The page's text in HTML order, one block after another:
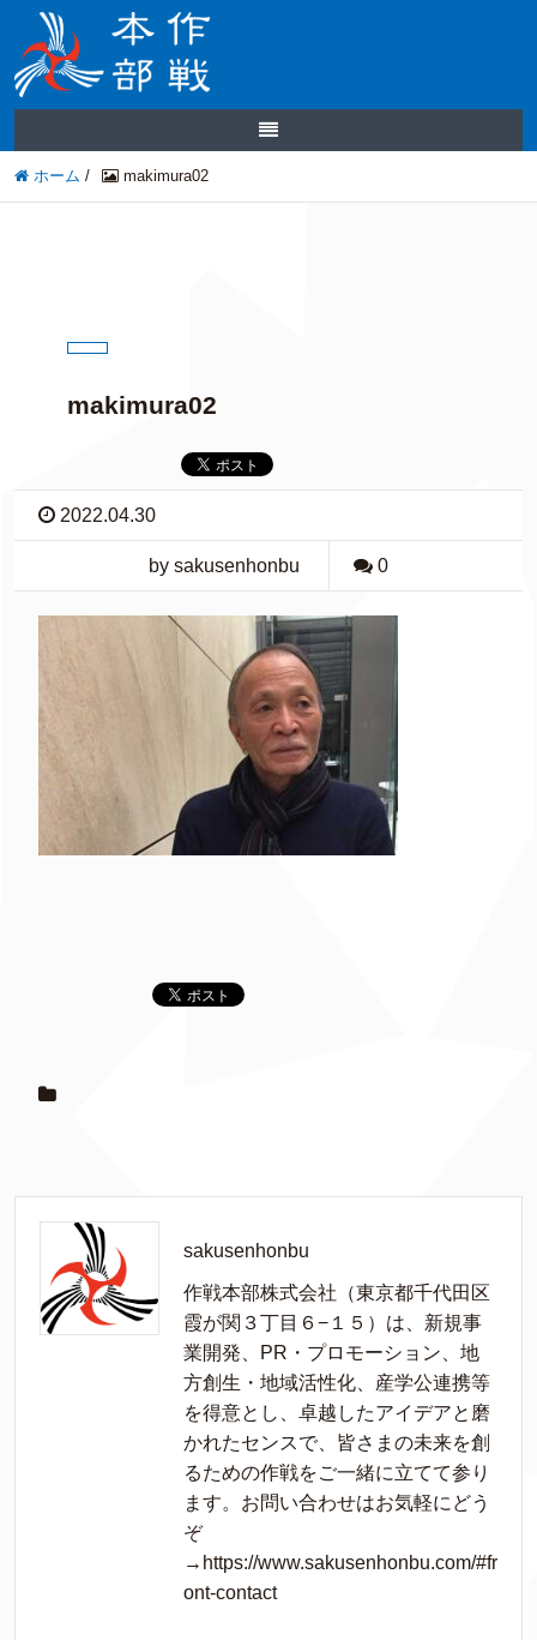
ホーム / makimura02
makimura02
2022.04.30
by sakusenhonbu 0
sakusenhonbu
作戦本部株式会社（東京都千代田区
霞が関３丁目６−１５）は、新規事
業開発、PR・プロモーション、地
方創生・地域活性化、産学公連携等
を得意とし、卓越したアイデアと磨
かれたセンスで、皆さまの未来を創
るための作戦をご一緒に立てて参り
ます。お問い合わせはお気軽にどう
ぞ
→https://www.sakusenhonbu.com/#fr
ont-contact